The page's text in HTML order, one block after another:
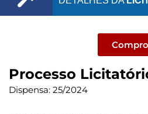
Processo
Dispensa: 25/2024